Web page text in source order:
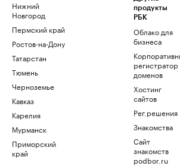
Нижний
Новгород
Пермский край
Ростов-на-Дону
Татарстан
Тюмень
Черноземье
Кавказ
Карелия
Мурманск
Приморский
край
продукты
РБК
Облако для
бизнеса
регистратор
доменов
Хостинг
сайтов
Рег.решения
Знакомства
Сайт
знакомств
podbor.ru